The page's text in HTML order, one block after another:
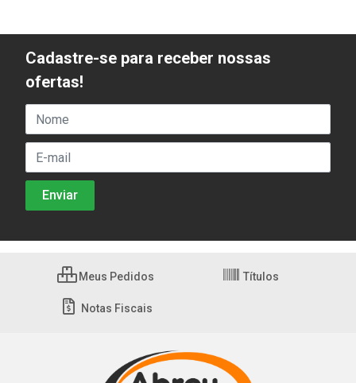
Cadastre-se para receber nossas
ofertas!
Meus Pedidos Títulos
Notas Fiscais